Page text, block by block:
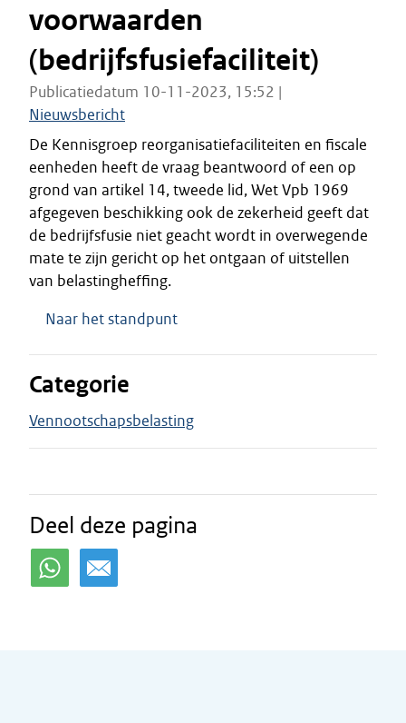
voorwaarden
(bedrijfsfusiefaciliteit)
Publicatiedatum 10-11-2023, 15:52 |
Nieuwsbericht
De Kennisgroep reorganisatiefaciliteiten en fiscale
eenheden heeft de vraag beantwoord of een op
grond van artikel 14, tweede lid, Wet Vpb 1969
afgegeven beschikking ook de zekerheid geeft dat
de bedrijfsfusie niet geacht wordt in overwegende
mate te zijn gericht op het ontgaan of uitstellen
van belastingheffing.
Naar het standpunt
Categorie
Vennootschapsbelasting
Deel deze pagina